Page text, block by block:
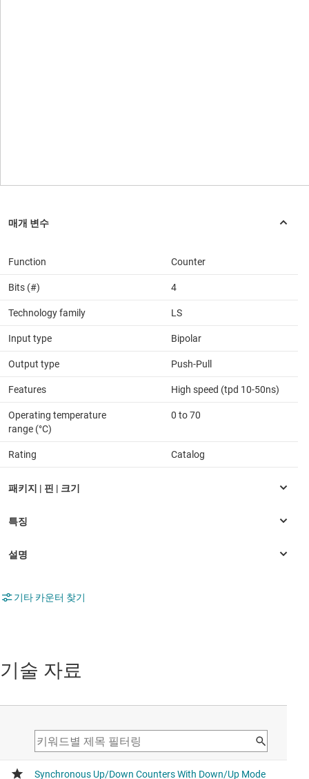
Function Counter
Bits (#) 4
Technology family LS
Input type Bipolar
Output type Push-Pull
Features High speed (tpd 10-50ns)
Operating temperature
range (°C)
0 to 70
Rating Catalog
기타 카운터 찾기
기술 자료